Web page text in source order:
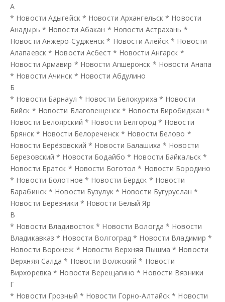
А
* Новости Адыгейск * Новости Архангельск * Новости
Анадырь * Новости Абакан * Новости Астрахань *
Новости Анжеро-Судженск * Новости Алейск * Новости
Алапаевск * Новости Асбест * Новости Ангарск *
Новости Армавир * Новости Апшеронск * Новости Анапа
* Новости Ачинск * Новости Абдулино
Б
* Новости Барнаул * Новости Белокуриха * Новости
Бийск * Новости Благовещенск * Новости Биробиджан *
Новости Белоярский * Новости Белгород * Новости
Брянск * Новости Белореченск * Новости Белово *
Новости Берёзовский * Новости Балашиха * Новости
Березовский * Новости Бодайбо * Новости Байкальск *
Новости Братск * Новости Боготол * Новости Бородино
* Новости Болотное * Новости Бердск * Новости
Барабинск * Новости Бузулук * Новости Бугуруслан *
Новости Березники * Новости Белый Яр
В
* Новости Владивосток * Новости Вологда * Новости
Владикавказ * Новости Волгоград * Новости Владимир *
Новости Воронеж * Новости Верхняя Пышма * Новости
Верхняя Салда * Новости Волжский * Новости
Вирхоревка * Новости Верещагино * Новости Вязники
Г
* Новости Грозный * Новости Горно-Алтайск * Новости